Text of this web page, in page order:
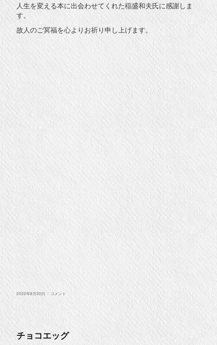
人生を変える本に出会わせてくれた稲盛和夫氏に感謝しま
す。
故人のご冥福を心よりお祈り申し上げます。
投
2022年8月30日
生
コメント
チョコエッグ